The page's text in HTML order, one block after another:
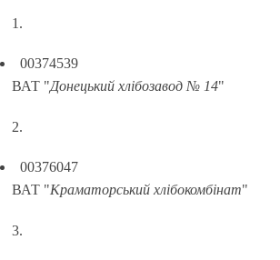
1.
00374539
ВАТ "Донецький хлібозавод № 14"
2.
00376047
ВАТ "Краматорський хлібокомбінат"
3.